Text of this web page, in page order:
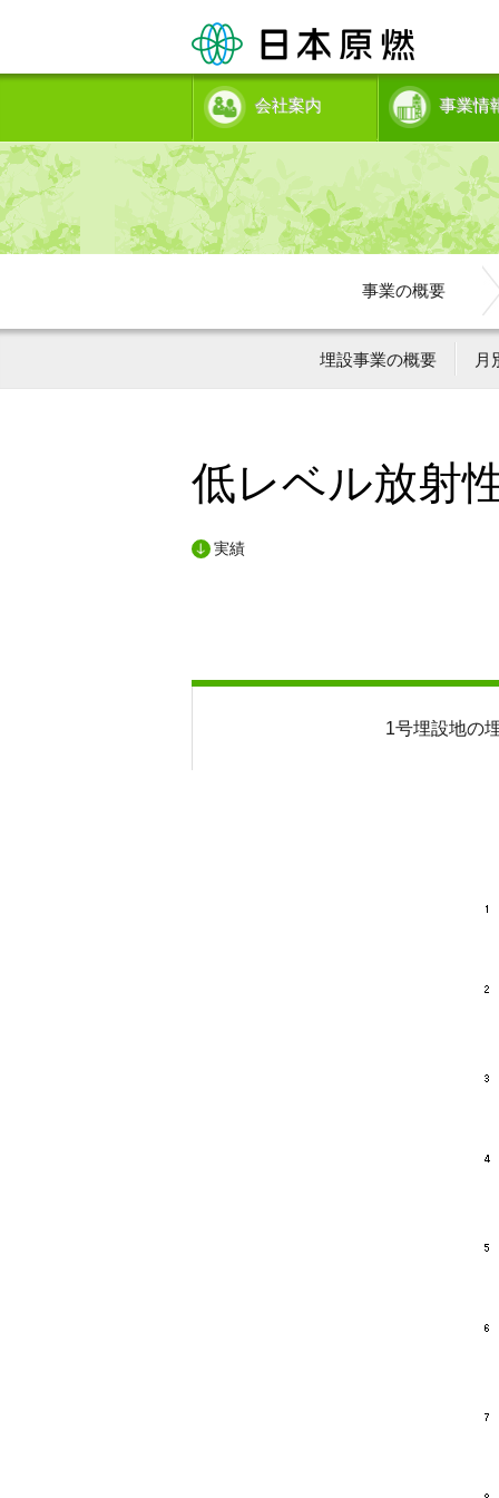
会社案内 事業情
事業の概要
埋設事業の概要 月
低レベル放射
実績
1号埋設地の